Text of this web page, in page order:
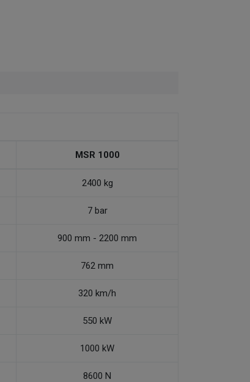
MSR 1000
2400 kg
7 bar
900 mm - 2200 mm
762 mm
320 km/h
550 kW
1000 kW
8600 N